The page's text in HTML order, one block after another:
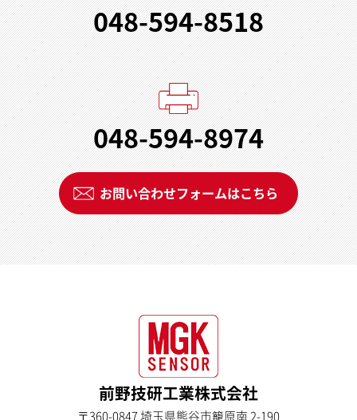
048-594-8518
048-594-8974
お問い合わせフォームはこちら
前野技研工業株式会社
〒360-0847 埼玉県熊谷市籠原南 2-190